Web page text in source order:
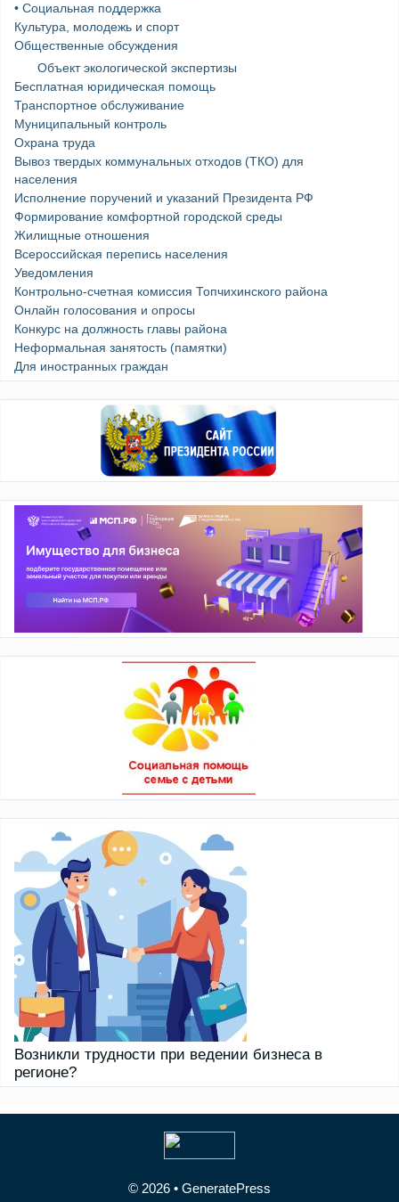
• Социальная поддержка
Культура, молодежь и спорт
Общественные обсуждения
Объект экологической экспертизы
Бесплатная юридическая помощь
Транспортное обслуживание
Муниципальный контроль
Охрана труда
Вывоз твердых коммунальных отходов (ТКО) для
населения
Исполнение поручений и указаний Президента РФ
Формирование комфортной городской среды
Жилищные отношения
Всероссийская перепись населения
Уведомления
Контрольно-счетная комиссия Топчихинского района
Онлайн голосования и опросы
Конкурс на должность главы района
Неформальная занятость (памятки)
Для иностранных граждан
Возникли трудности при ведении бизнеса в
регионе?
© 2026 • GeneratePress